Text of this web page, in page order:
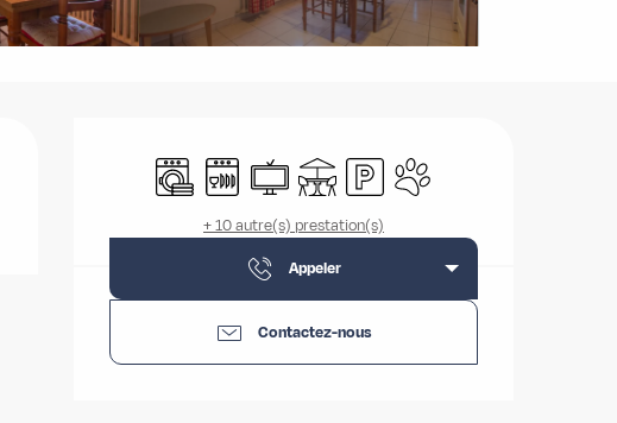
Ouverture et coordonnées
Lave lingeLave vaisselle
TélévisionTerrasseParkingAnimaux acceptés
+ 10 autre(s) prestation(s)
Appeler
Contactez-nous